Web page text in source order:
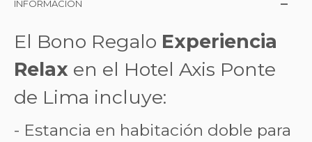
INFORMACIÓN
El Bono Regalo Experiencia
Relax en el Hotel Axis Ponte
de Lima incluye:
- Estancia en habitación doble para